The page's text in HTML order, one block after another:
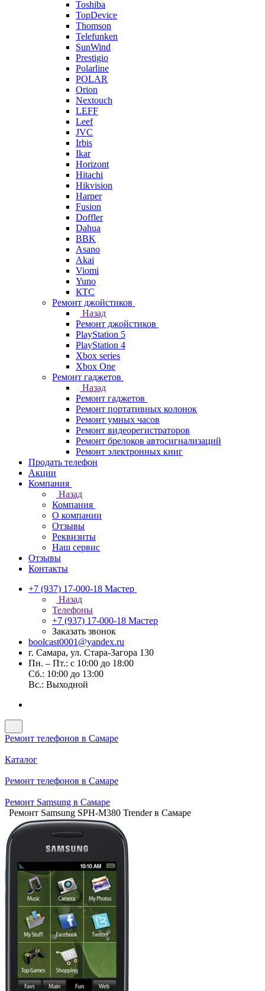
Toshiba
TopDevice
Thomson
Telefunken
SunWind
Prestigio
Polarline
POLAR
Orion
Nextouch
LEFF
Leef
JVC
Irbis
Ikar
Horizont
Hitachi
Hikvision
Harper
Fusion
Doffler
Dahua
BBK
Asano
Akai
Viomi
Yuno
КТС
Ремонт джойстиков
Назад
Ремонт джойстиков
PlayStation 5
PlayStation 4
Xbox series
Xbox One
Ремонт гаджетов
Назад
Ремонт гаджетов
Ремонт портативных колонок
Ремонт умных часов
Ремонт видеорегистраторов
Ремонт брелоков автосигнализаций
Ремонт электронных книг
Продать телефон
Акции
Компания
Назад
Компания
О компании
Отзывы
Реквизиты
Наш сервис
Отзывы
Контакты
+7 (937) 17-000-18 Мастер
Назад
Телефоны
+7 (937) 17-000-18 Мастер
Заказать звонок
boolcast0001@yandex.ru
г. Самара, ул. Стара-Загора 130
Пн. – Пт.: с 10:00 до 18:00
Сб.: 10:00 до 13:00
Вс.: Выходной
Ремонт телефонов в Самаре
Каталог
Ремонт телефонов в Самаре
Ремонт Samsung в Самаре
Ремонт Samsung SPH-M380 Trender в Самаре